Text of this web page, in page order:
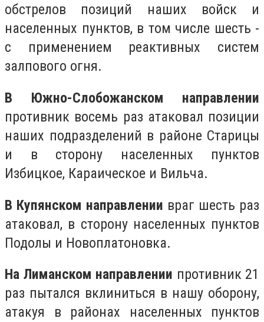
обстрелов позиций наших войск и
населенных пунктов, в том числе шесть -
с применением реактивных систем
залпового огня.
В Южно-Слобожанском направлении
противник восемь раз атаковал позиции
наших подразделений в районе Старицы
и в сторону населенных пунктов
Избицкое, Караическое и Вильча.
В Купянском направлении враг шесть раз
атаковал, в сторону населенных пунктов
Подолы и Новоплатоновка.
На Лиманском направлении противник 21
раз пытался вклиниться в нашу оборону,
атакуя в районах населенных пунктов